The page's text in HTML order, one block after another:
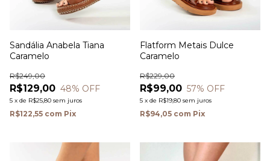
Sandália Anabela Tiana
Caramelo
R$129,00
R$249,00
48% OFF
5 x de R$25,80 sem juros
R$122,55 com Pix
Flatform Metais Dulce
Caramelo
R$99,00
R$229,00
57% OFF
5 x de R$19,80 sem juros
R$94,05 com Pix